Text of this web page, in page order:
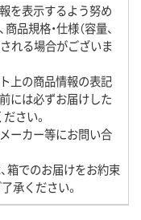
を表示するよう努め
品規格・仕様（容量、
れる場合がございま
上の商品情報の表記
には必ずお届けした
さい。
ーカー等にお問い合
箱でのお届けをお約束
承ください。